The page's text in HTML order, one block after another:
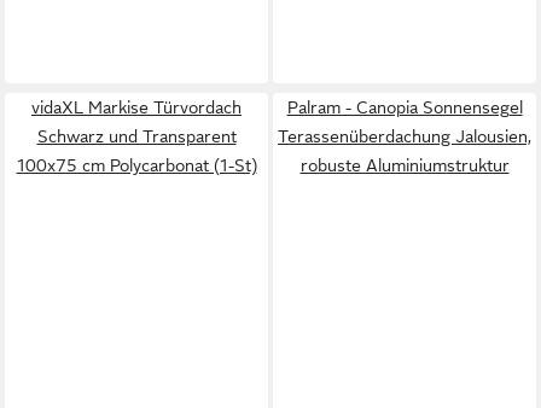
vidaXL Markise Türvordach
Schwarz und Transparent
100x75 cm Polycarbonat (1-St)
Palram - Canopia Sonnensegel
Terassenüberdachung Jalousien,
robuste Aluminiumstruktur